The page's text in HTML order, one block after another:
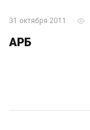
31 октября 2011
АРБ